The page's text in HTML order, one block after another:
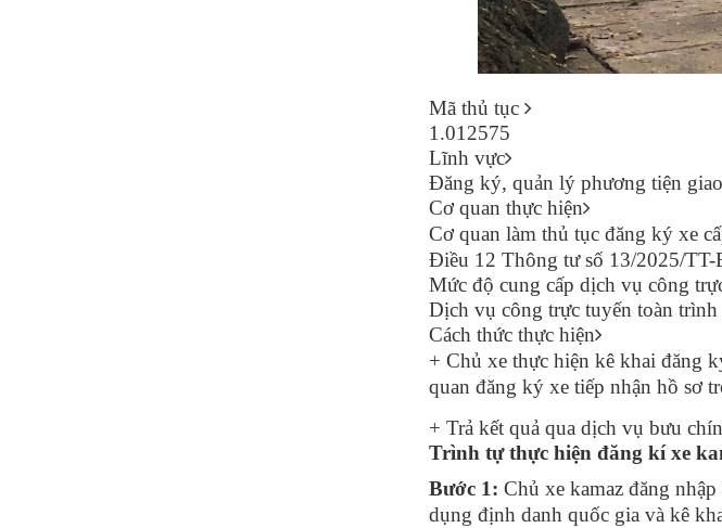
Mã thủ tục
1.012575
Lĩnh vực
Đăng ký, quản lý phương tiện
Cơ quan thực hiện
Cơ quan làm thủ tục đăng ký xe
Điều 12 Thông tư số 13/2025/TT-
Mức độ cung cấp dịch vụ công
Dịch vụ công trực tuyến toàn trình
Cách thức thực hiện
+ Chủ xe thực hiện kê khai đăng
quan đăng ký xe tiếp nhận hồ sơ
+ Trả kết quả qua dịch vụ bưu
Trình tự thực hiện đăng kí xe
Bước 1: Chủ xe kamaz đăng
dụng định danh quốc gia và kê